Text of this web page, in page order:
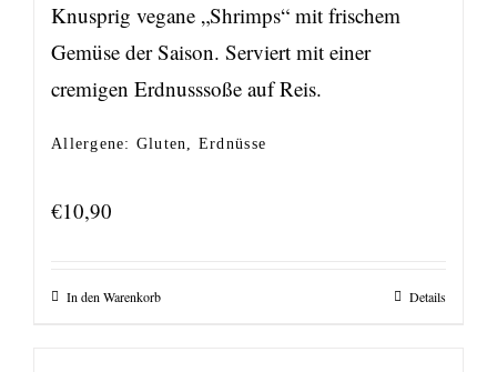
Knusprig vegane „Shrimps“ mit frischem
Gemüse der Saison. Serviert mit einer
cremigen Erdnusssoße auf Reis.
Allergene: Gluten, Erdnüsse
€10,90
In den Warenkorb Details